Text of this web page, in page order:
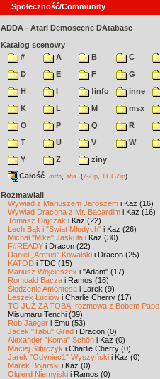
Społeczność/Community
ADDA - Atari Demoscene DAtabase
Katalog scenowy
#
A B C
D
E F G
H
I !info inne
K
L M msx
O
P Q R
T
U V W
Y
Z
ziny
Całość md5 sha (7-Zip TUGZip)
Rozmawiali
Wywiad z Mariuszem Jaroszem i Kaz (16)
Wywiad Dracona z Mr. Bacardim i Kaz (16)
Tomasz Dajczak i Kaz (22)
Lech Bąk i "Świat Młodych" i Kaz (26)
Michał "Mike" Jaskuła i Kaz (30)
F#READY i Dracon (22)
Daniel „Arctus” Kowalski i Dracon (25)
KATOD i TDC (15)
Mariusz Wojcieszek i "Adam" (17)
Romuald Bacza i Ramos (16)
Śledzenie Amentesa i Larek (9)
Leszek Łuciów i Charlie Cherry (17)
TO JUŻ ZA TOBĄ: rozmowa z Bobem Pape
Misumaru Tenchi (39)
Rob Jaeger i Emu (53)
Jacek "Tabu" Grad i Dracon (0)
Alexander "Koma" Schön i Kaz (0)
Maciej Ślifirczyk i Charlie Cherry (0)
Jarek "Odyniec1" Wyszyński i Kaz (0)
Marek Bojarski i Kaz (0)
Olgierd Niemyjski i Ramos (0)